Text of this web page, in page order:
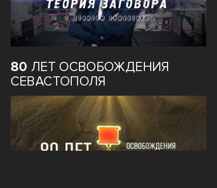
80 ЛЕТ ОСВОБОЖДЕНИЯ
СЕВАСТОПОЛЯ